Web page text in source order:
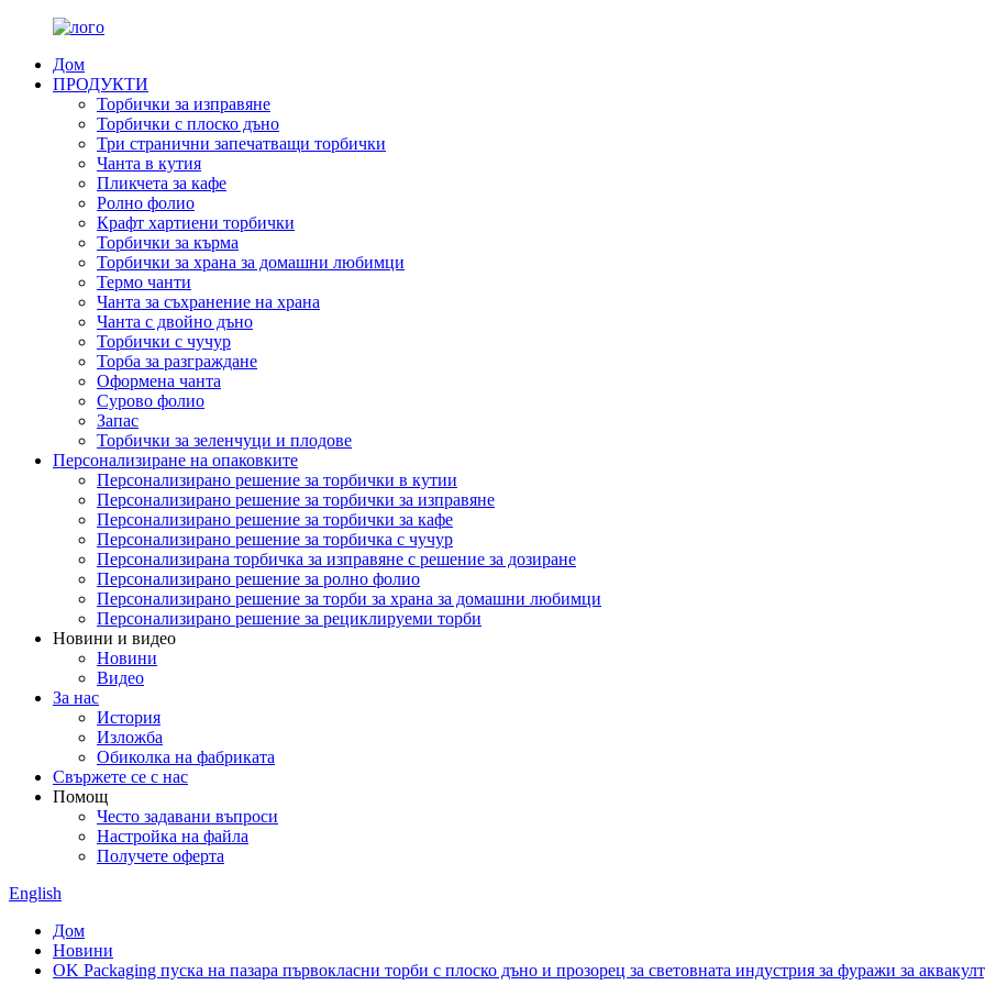
Дом
ПРОДУКТИ
Торбички за изправяне
Торбички с плоско дъно
Три странични запечатващи торбички
Чанта в кутия
Пликчета за кафе
Ролно фолио
Крафт хартиени торбички
Торбички за кърма
Торбички за храна за домашни любимци
Термо чанти
Чанта за съхранение на храна
Чанта с двойно дъно
Торбички с чучур
Торба за разграждане
Оформена чанта
Сурово фолио
Запас
Торбички за зеленчуци и плодове
Персонализиране на опаковките
Персонализирано решение за торбички в кутии
Персонализирано решение за торбички за изправяне
Персонализирано решение за торбички за кафе
Персонализирано решение за торбичка с чучур
Персонализирана торбичка за изправяне с решение за дозиране
Персонализирано решение за ролно фолио
Персонализирано решение за торби за храна за домашни любимци
Персонализирано решение за рециклируеми торби
Новини и видео
Новини
Видео
За нас
История
Изложба
Обиколка на фабриката
Свържете се с нас
Помощ
Често задавани въпроси
Настройка на файла
Получете оферта
English
Дом
Новини
OK Packaging пуска на пазара първокласни торби с плоско дъно и прозорец за световната индустрия за фуражи за